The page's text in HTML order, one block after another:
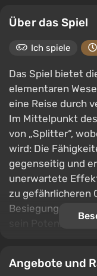
Über das Spiel
Ich spiele
Das Spiel bietet
elementaren
eine Reise durch
Im Mittelpunkt
von „Splitter“,
wird: Die
gegenseitig und
unerwartete
zu gefährlicheren
Besiegung es
sein Potenzial zu
Experimenten.
Angebote und